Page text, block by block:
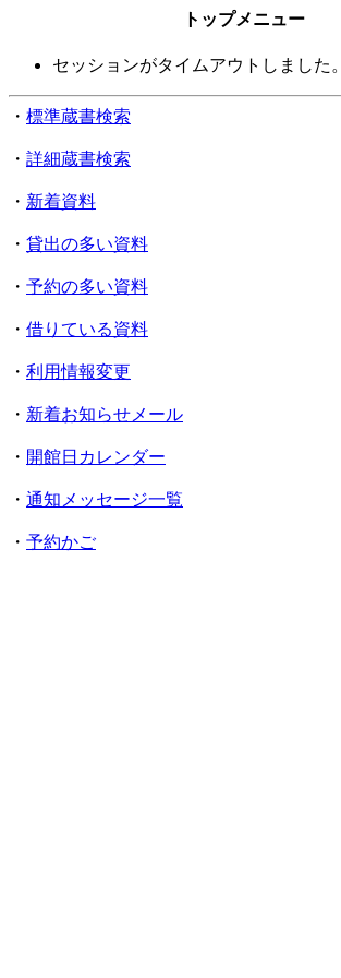
トップメニュー
セッションがタイムアウトしました。
・ 標準蔵書検索
・ 詳細蔵書検索
・ 新着資料
・ 貸出の多い資料
・ 予約の多い資料
・ 借りている資料
・ 利用情報変更
・ 新着お知らせメール
・ 開館日カレンダー
・ 通知メッセージ一覧
・ 予約かご